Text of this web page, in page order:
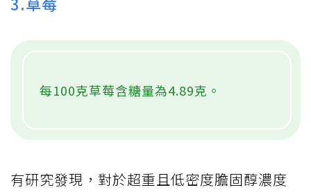
每100克草莓含糖量為4.89克。
有研究發現，對於超重且低密度膽固醇濃度